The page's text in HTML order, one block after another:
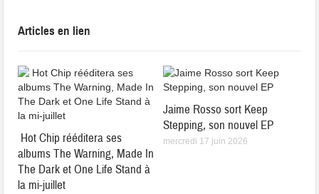
Articles en lien
Hot Chip rééditera ses
albums The Warning, Made In
The Dark et One Life Stand à
la mi-juillet
Jaime Rosso sort Keep
Stepping, son nouvel EP
mercredi 17 juin 2026